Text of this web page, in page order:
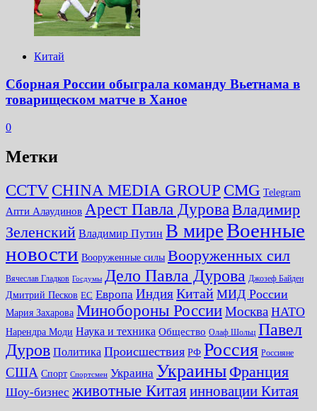
Китай
Сборная России обыграла команду Вьетнама в
товарищеском матче в Ханое
0
Метки
CCTV CHINA MEDIA GROUP CMG Telegram
Апти Алаудинов Арест Павла ДуроваВладимир
Зеленский Владимир Путин В миреВоенные
новости Вооруженные силы Вооруженных сил
Вячеслав Гладков Госдумы Дело Павла Дурова Джозеф Байден
Дмитрий Песков ЕС Европа ИндияКитай МИД России
Мария Захарова Минобороны РоссииМосква НАТО
Нарендра Моди Наука и техника Общество Олаф Шольц Павел
Дуров Политика Происшествия РФ Россия Россияне
США Спорт Спортсмен Украина Украины Франция
Шоу-бизнес животные Китая инновации Китая